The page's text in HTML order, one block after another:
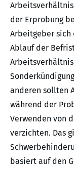
der Erprobung
Arbeitgeber sich
Ablauf der
anderen sollten
während der
Verwenden von
verzichten. Das
basiert auf den